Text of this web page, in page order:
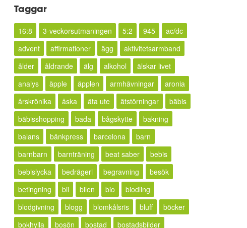
Taggar
16:8 3-veckorsutmaningen 5:2 945
ac/dc
advent
affirmationer ägg
aktivitetsarmband
ålder
åldrande älg alkohol
älskar livet
analys
äpple äpplen armhävningar
aronia
årskrönika
åska äta ute ätstörningar
bäbis
bäbisshopping
bada bågskytte
bakning
balans
bänkpress barcelona
barn
barnbarn
barnträning beat saber
bebis
bebislycka
bedrägeri begravning
besök
betingning
bil bilen bio
biodling
blodgivning
blogg blomkålsris bluff
böcker
bokhylla
bosön bostad
bostadsbilder